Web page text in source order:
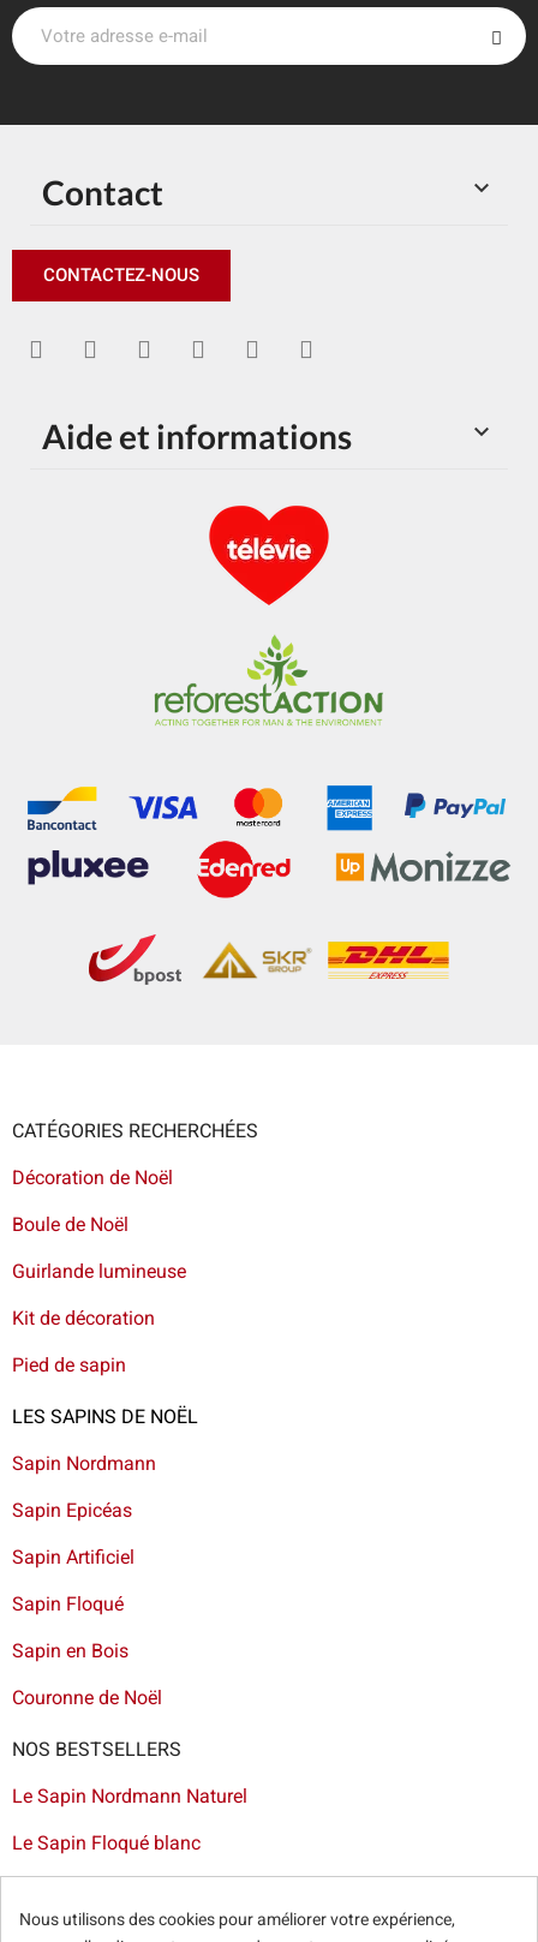

Contact
CONTACTEZ-NOUS

Aide et informations
CATÉGORIES RECHERCHÉES
Décoration de Noël
Boule de Noël
Guirlande lumineuse
Kit de décoration
Pied de sapin
LES SAPINS DE NOËL
Sapin Nordmann
Sapin Epicéas
Sapin Artificiel
Sapin Floqué
Sapin en Bois
Couronne de Noël
NOS BESTSELLERS
Le Sapin Nordmann Naturel
Le Sapin Floqué blanc
Le Kit de Décoration Collection Rouge et Or
Nous utilisons des cookies pour améliorer votre expérience,